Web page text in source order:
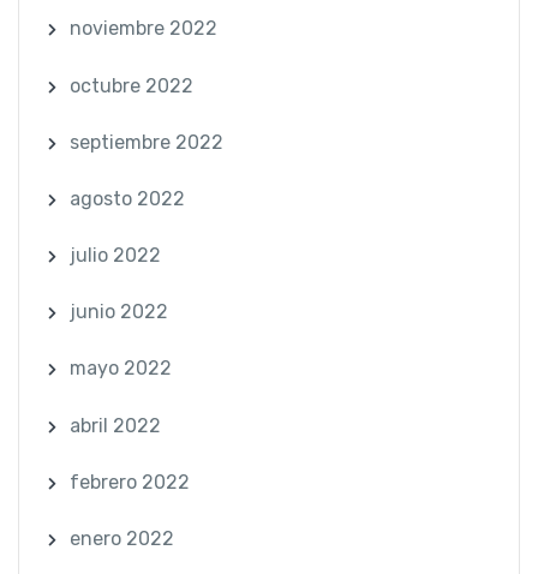
noviembre 2022
octubre 2022
septiembre 2022
agosto 2022
julio 2022
junio 2022
mayo 2022
abril 2022
febrero 2022
enero 2022